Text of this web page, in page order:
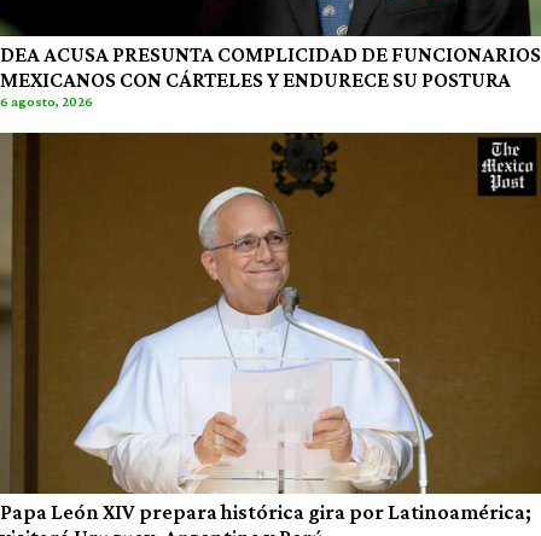
DEA ACUSA PRESUNTA COMPLICIDAD DE FUNCIONARIOS
MEXICANOS CON CÁRTELES Y ENDURECE SU POSTURA
6 agosto, 2026
Papa León XIV prepara histórica gira por Latinoamérica;